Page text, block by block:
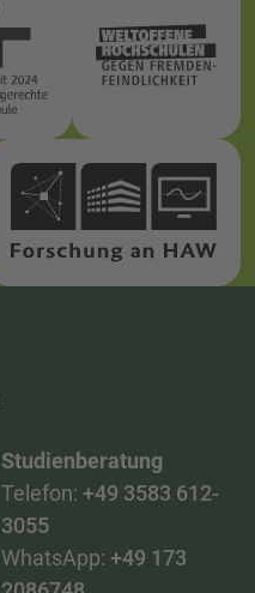
Studienberatung
Telefon: +49 3583 612-
3055
WhatsApp: +49 173